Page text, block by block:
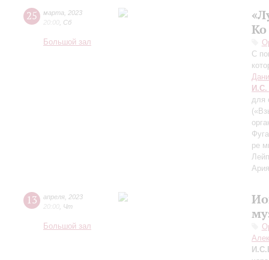
25 марта
2023
Сб
Большой зал
С
И.С.
для
ре
13 апреля 2023
Чт
Большой зал